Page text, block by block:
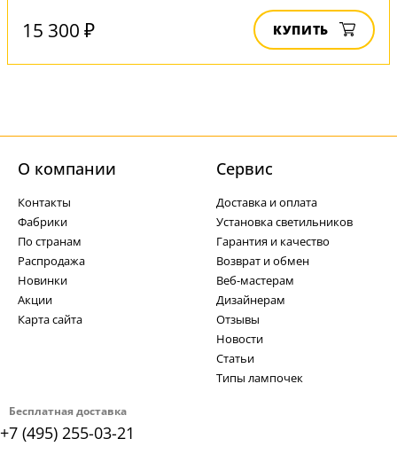
15 300 ₽ КУПИТЬ
Бесплатная доставка
+7 (495) 255-03-21
О компании
Контакты
Фабрики
По странам
Распродажа
Новинки
Акции
Карта сайта
Cервис
Доставка и оплата
Установка светильников
Гарантия и качество
Возврат и обмен
Веб-мастерам
Дизайнерам
Отзывы
Новости
Статьи
Типы лампочек